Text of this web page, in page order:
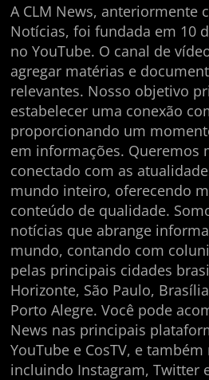
A CLM News, anteriormente
Notícias, foi fundada em 10
no YouTube. O canal de
agregar matérias e
relevantes. Nosso objetivo
estabelecer uma conexão
proporcionando um
em informações. Queremos
conectado com as
mundo inteiro, oferecendo
conteúdo de qualidade.
notícias que abrange
mundo, contando com
pelas principais cidades
Horizonte, São Paulo,
Porto Alegre. Você pode
News nas principais
YouTube e CosTV, e
incluindo Instagram, Twitter